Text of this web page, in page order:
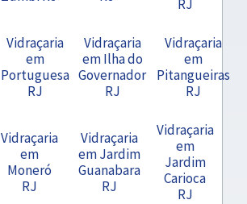
RJ
Vidraçaria
em
Portuguesa
RJ
Vidraçaria
em Ilha do
Governador
RJ
Vidraçaria
em
Pitangueiras
RJ
Vidraçaria
em
Moneró
RJ
Vidraçaria
em Jardim
Guanabara
RJ
Vidraçaria
em
Jardim
Carioca
RJ